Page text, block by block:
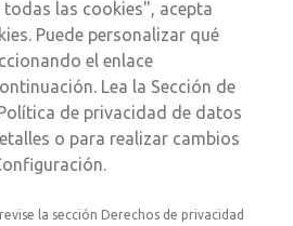
Registrarse
Inscribirse
las cookies", acepta
Puede personalizar qué
el enlace
Lea la Sección de
de privacidad de datos
o para realizar cambios
la sección Derechos de privacidad